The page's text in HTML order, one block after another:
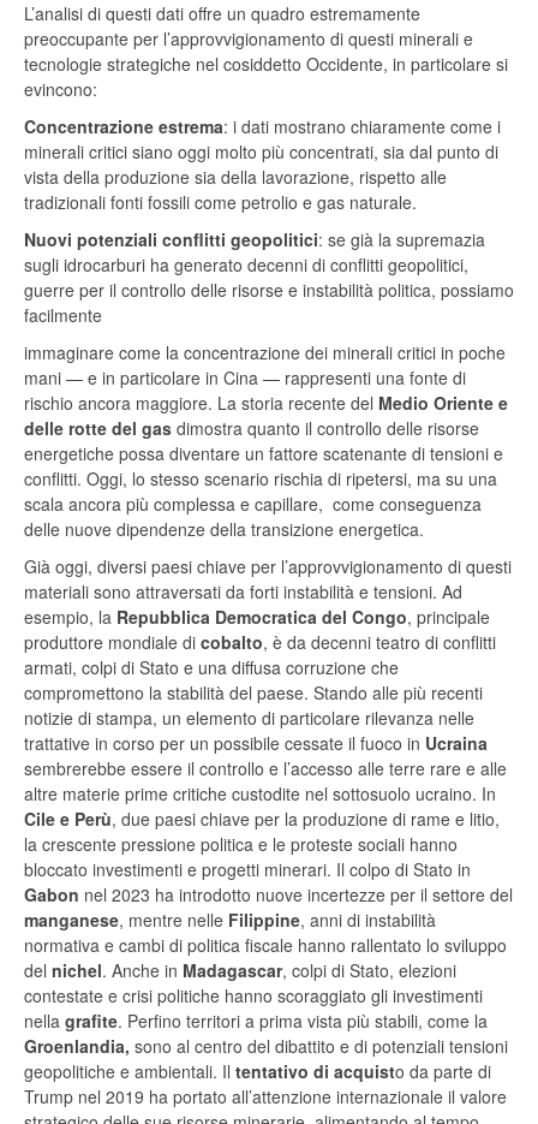
L’analisi di questi dati offre un quadro estremamente
preoccupante per l’approvvigionamento di questi minerali e
tecnologie strategiche nel cosiddetto Occidente, in particolare si
evincono:
Concentrazione estrema: i dati mostrano chiaramente come i
minerali critici siano oggi molto più concentrati, sia dal punto di
vista della produzione sia della lavorazione, rispetto alle
tradizionali fonti fossili come petrolio e gas naturale.
Nuovi potenziali conflitti geopolitici: se già la supremazia
sugli idrocarburi ha generato decenni di conflitti geopolitici,
guerre per il controllo delle risorse e instabilità politica, possiamo
facilmente
immaginare come la concentrazione dei minerali critici in poche
mani — e in particolare in Cina — rappresenti una fonte di
rischio ancora maggiore. La storia recente del Medio Oriente e
delle rotte del gas dimostra quanto il controllo delle risorse
energetiche possa diventare un fattore scatenante di tensioni e
conflitti. Oggi, lo stesso scenario rischia di ripetersi, ma su una
scala ancora più complessa e capillare, come conseguenza
delle nuove dipendenze della transizione energetica.
Già oggi, diversi paesi chiave per l’approvvigionamento di questi
materiali sono attraversati da forti instabilità e tensioni. Ad
esempio, la Repubblica Democratica del Congo, principale
produttore mondiale di cobalto, è da decenni teatro di conflitti
armati, colpi di Stato e una diffusa corruzione che
compromettono la stabilità del paese. Stando alle più recenti
notizie di stampa, un elemento di particolare rilevanza nelle
trattative in corso per un possibile cessate il fuoco in Ucraina
sembrerebbe essere il controllo e l’accesso alle terre rare e alle
altre materie prime critiche custodite nel sottosuolo ucraino. In
Cile e Perù, due paesi chiave per la produzione di rame e litio,
la crescente pressione politica e le proteste sociali hanno
bloccato investimenti e progetti minerari. Il colpo di Stato in
Gabon nel 2023 ha introdotto nuove incertezze per il settore del
manganese, mentre nelle Filippine, anni di instabilità
normativa e cambi di politica fiscale hanno rallentato lo sviluppo
del nichel. Anche in Madagascar, colpi di Stato, elezioni
contestate e crisi politiche hanno scoraggiato gli investimenti
nella grafite. Perfino territori a prima vista più stabili, come la
Groenlandia, sono al centro del dibattito e di potenziali tensioni
geopolitiche e ambientali. Il tentativo di acquisto da parte di
Trump nel 2019 ha portato all’attenzione internazionale il valore